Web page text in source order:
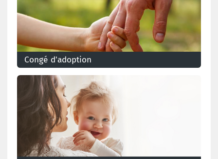
Congé d'adoption
Les deux parents qui adoptent un enfant ont droit à
un congé d’adoption. La durée du congé d'adoption
dépend de l'âge de l'enfant adopté.